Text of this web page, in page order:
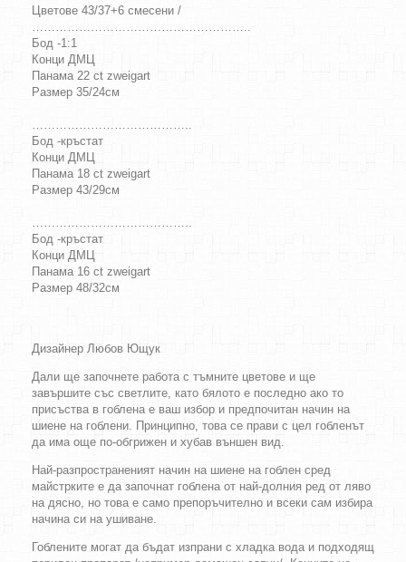
Цветове 43/37+6 смесени /
………………………………………………..
Бод -1:1
Конци ДМЦ
Панама 22 ct zweigart
Размер 35/24см
…………………………………..
Бод -кръстат
Конци ДМЦ
Панама 18 ct zweigart
Размер 43/29см
…………………………………..
Бод -кръстат
Конци ДМЦ
Панама 16 ct zweigart
Размер 48/32см
Дизайнер Любов Ющук
Дали ще започнете работа с тъмните цветове и ще
завършите със светлите, като бялото е последно ако то
присъства в гоблена е ваш избор и предпочитан начин на
шиене на гоблени. Принципно, това се прави с цел гобленът
да има още по-обгрижен и хубав външен вид.
Най-разпространеният начин на шиене на гоблен сред
майстрките е да започнат гоблена от най-долния ред от ляво
на дясно, но това е само препоръчително и всеки сам избира
начина си на ушиване.
Гоблените могат да бъдат изпрани с хладка вода и подходящ